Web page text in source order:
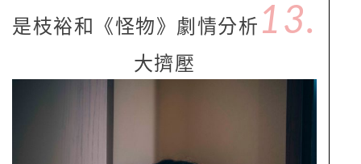
是枝裕和《怪物》劇情分析 13.
大擠壓